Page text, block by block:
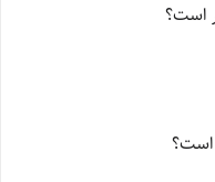
است؟
است؟